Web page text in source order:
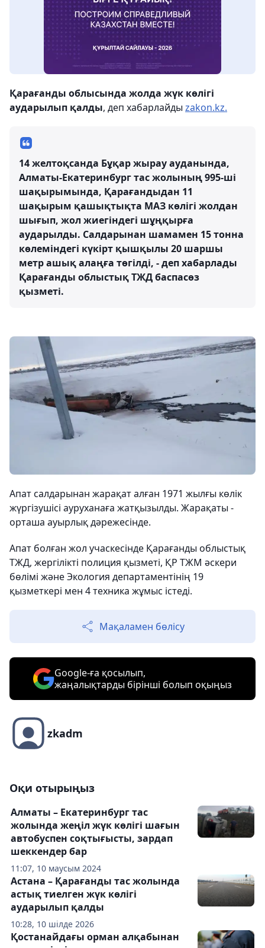
Қарағанды ​​облысында жолда жүк көлігі
аударылып қалды, деп хабарлайды zakon.kz.
14 желтоқсанда Бұқар жырау ауданында,
Алматы-Екатеринбург тас жолының 995-ші
шақырымында, Қарағандыдан 11
шақырым қашықтықта МАЗ көлігі жолдан
шығып, жол жиегіндегі шұңқырға
аударылды. Салдарынан шамамен 15 тонна
көлеміндегі күкірт қышқылы 20 шаршы
метр ашық алаңға төгілді, - деп хабарлады
Қарағанды ​​облыстық ТЖД баспасөз
қызметі.
Апат салдарынан жарақат алған 1971 жылғы көлік
жүргізушісі ауруханаға жатқызылды. Жарақаты -
орташа ауырлық дәрежесінде.
Апат болған жол учаскесінде Қарағанды ​​облыстық
ТЖД, жергілікті полиция қызметі, ҚР ТЖМ әскери
бөлімі және Экология департаментінің 19
қызметкері мен 4 техника жұмыс істеді.
Мақаламен бөлісу
Google-ға қосылып,
жаңалықтарды бірінші болып оқыңыз
zkadm
Оқи отырыңыз
11:07, 10 маусым 2024
Алматы – Екатеринбург тас
жолында жеңіл жүк көлігі шағын
автобуспен соқтығысты, зардап
шеккендер бар
10:28, 10 шілде 2026
Астана – Қарағанды тас жолында
астық тиелген жүк көлігі
аударылып қалды
Қостанайдағы орман алқабынан